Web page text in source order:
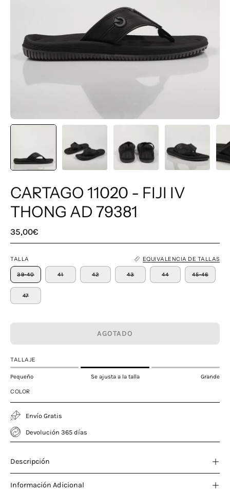
CARTAGO 11020 - FIJI IV
THONG AD 79381
35,00€
TALLA EQUIVALENCIA DE TALLAS
39-40 41 42 43 44 45-46
47
AGOTADO
TALLAJE
Pequeño Se ajusta a la talla Grande
COLOR
Envío Gratis
Devolución 365 días
Descripción
Información Adicional